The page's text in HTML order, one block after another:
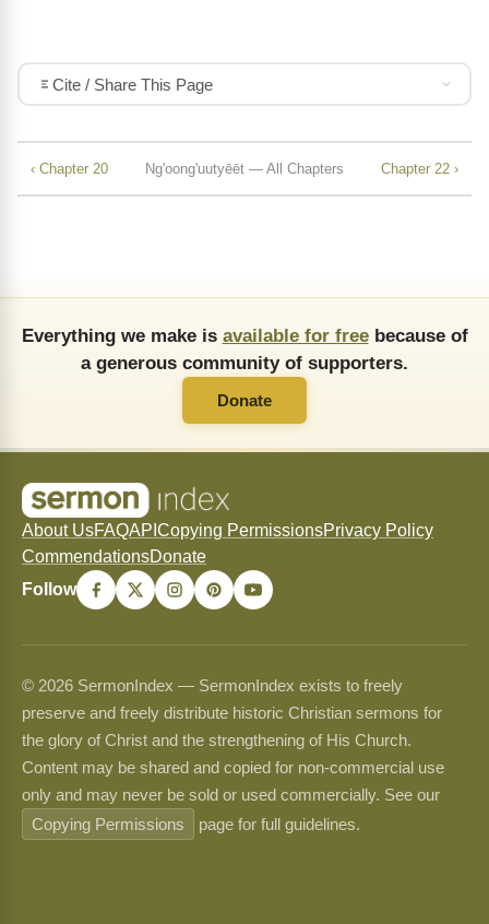
Cite / Share This Page
‹ Chapter 20 Ng'oong'uutyēēt — All Chapters Chapter 22 ›
Everything we make is available for freebecause of
a generous community of supporters.
Donate
About UsFAQAPI Copying PermissionsPrivacy Policy
CommendationsDonate
Follow
© 2026 SermonIndex — SermonIndex exists to freely
preserve and freely distribute historic Christian sermons for
the glory of Christ and the strengthening of His Church.
Content may be shared and copied for non-commercial use
only and may never be sold or used commercially. See our
Copying Permissions
page for full guidelines.